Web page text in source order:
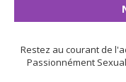
Restez au courant de
Passionnément